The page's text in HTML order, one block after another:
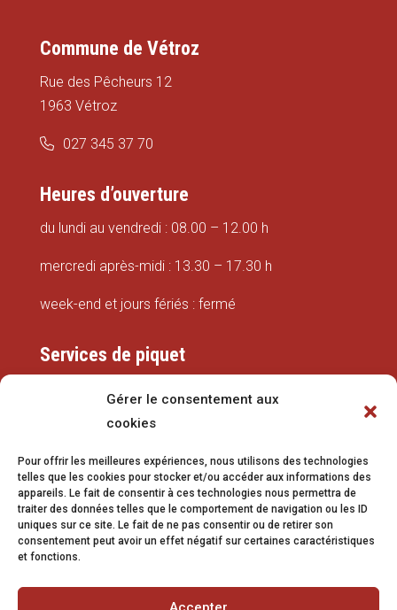
Gérer le consentement aux
cookies
Pour offrir les meilleures expériences, nous utilisons des technologies
telles que les cookies pour stocker et/ou accéder aux informations des
appareils. Le fait de consentir à ces technologies nous permettra de
traiter des données telles que le comportement de navigation ou les ID
uniques sur ce site. Le fait de ne pas consentir ou de retirer son
consentement peut avoir un effet négatif sur certaines caractéristiques
et fonctions.
Commune de Vétroz
Rue des Pêcheurs 12
1963 Vétroz
027 345 37 70
Heures d’ouverture
du lundi au vendredi : 08.00 – 12.00 h
mercredi après-midi : 13.30 – 17.30 h
week-end et jours fériés : fermé
Services de piquet
079 337 66 42
eaux@vetroz.ch
Travaux publics
079 213 92 08